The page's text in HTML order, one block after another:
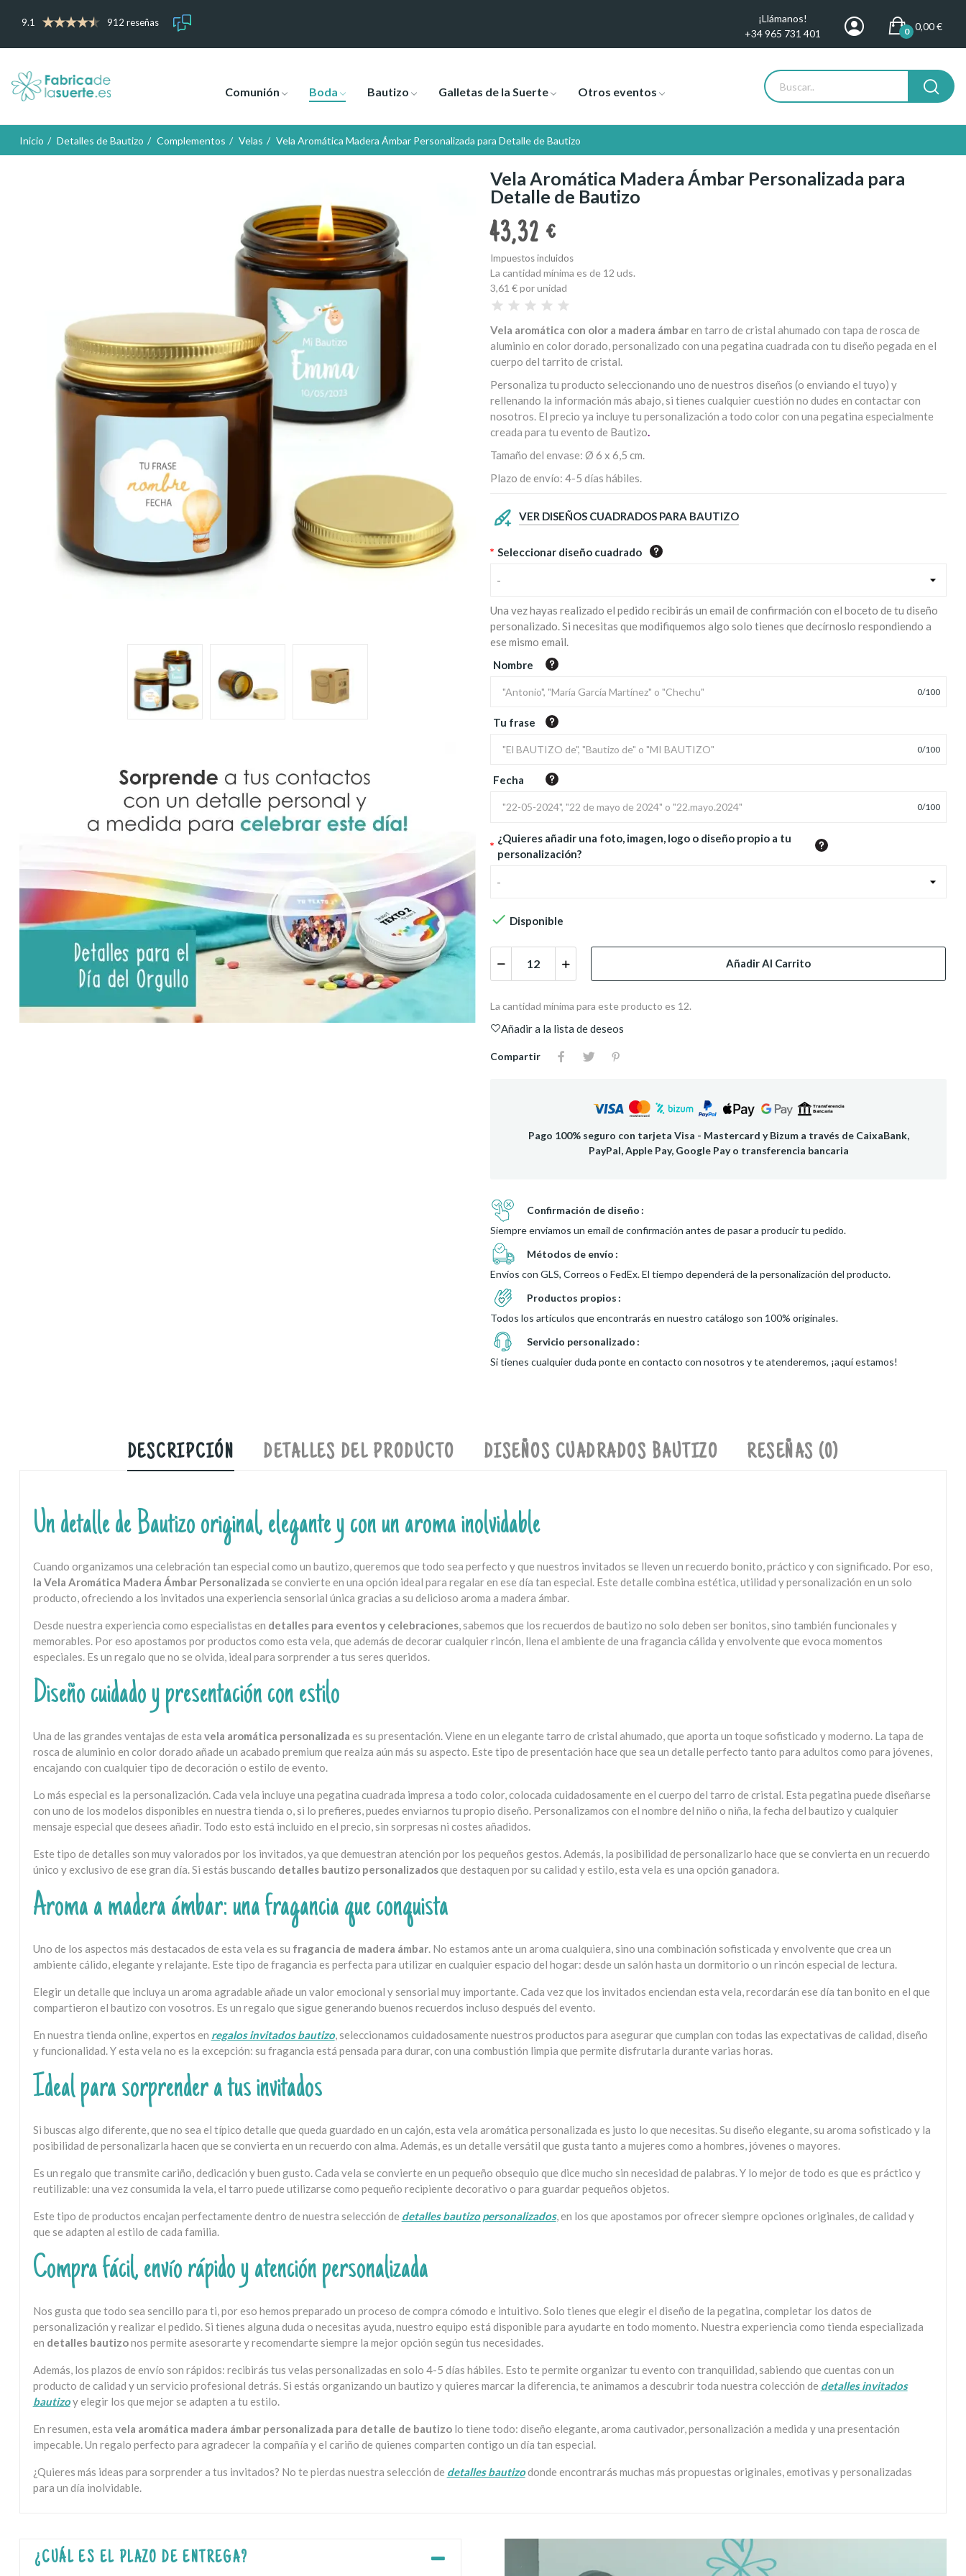
9.1 912 reseñas
¡Llámanos!
+34 965 731 401
0,00 €
0
Comunión Boda Bautizo Galletas de la Suerte Otros eventos
Inicio Detalles de Bautizo Complementos Velas Vela Aromática Madera Ámbar Personalizada para Detalle de Bautizo
Vela Aromática Madera Ámbar Personalizada para
Detalle de Bautizo
43,32 €
Impuestos incluidos
La cantidad mínima es de 12 uds.
3,61 €por unidad
Vela aromática con olor a madera ámbaren tarro de cristal ahumado con tapa de rosca de
aluminio en color dorado, personalizado con una pegatina cuadrada con tu diseño pegada en el
cuerpo del tarrito de cristal.
Personaliza tu producto seleccionando uno de nuestros diseños (o enviando el tuyo) y
rellenando la información más abajo, si tienes cualquier cuestión no dudes en contactar con
nosotros. El precio ya incluye tu personalización a todo color con una pegatina especialmente
creada para tu evento de Bautizo.
Tamaño del envase: Ø 6 x 6,5 cm.
Plazo de envío: 4-5 días hábiles.
VER DISEÑOS CUADRADOS PARA BAUTIZO
* Seleccionar diseño cuadrado
-
Una vez hayas realizado el pedido recibirás un email de confirmación con el boceto de tu diseño
personalizado. Si necesitas que modifiquemos algo solo tienes que decírnoslo respondiendo a
ese mismo email.
Nombre
0/100
Tu frase
0/100
Fecha
0/100
*
¿Quieres añadir una foto, imagen, logo o diseño propio a tu
personalización?
-
 Disponible
Añadir Al Carrito
La cantidad mínima para este producto es 12.
Añadir a la lista de deseos
Compartir
Pago 100% seguro con tarjeta Visa - Mastercard y Bizum a través de CaixaBank,
PayPal, Apple Pay, Google Pay o transferencia bancaria
Confirmación de diseño
Siempre enviamos un email de confirmación antes de pasar a producir tu pedido.
Métodos de envío
Envíos con GLS, Correos o FedEx. El tiempo dependerá de la personalización del producto.
Productos propios
Todos los artículos que encontrarás en nuestro catálogo son 100% originales.
Servicio personalizado
Si tienes cualquier duda ponte en contacto con nosotros y te atenderemos, ¡aquí estamos!
DESCRIPCIÓN DETALLES DEL PRODUCTO DISEÑOS CUADRADOS BAUTIZO RESEÑAS (0)
Un detalle de Bautizo original, elegante y con un aroma inolvidable
Cuando organizamos una celebración tan especial como un bautizo, queremos que todo sea perfecto y que nuestros invitados se lleven un recuerdo bonito, práctico y con significado. Por eso,
la Vela Aromática Madera Ámbar Personalizada se convierte en una opción ideal para regalar en ese día tan especial. Este detalle combina estética, utilidad y personalización en un solo
producto, ofreciendo a los invitados una experiencia sensorial única gracias a su delicioso aroma a madera ámbar.
Desde nuestra experiencia como especialistas en detalles para eventos y celebraciones, sabemos que los recuerdos de bautizo no solo deben ser bonitos, sino también funcionales y
memorables. Por eso apostamos por productos como esta vela, que además de decorar cualquier rincón, llena el ambiente de una fragancia cálida y envolvente que evoca momentos
especiales. Es un regalo que no se olvida, ideal para sorprender a tus seres queridos.
Diseño cuidado y presentación con estilo
Una de las grandes ventajas de esta vela aromática personalizada es su presentación. Viene en un elegante tarro de cristal ahumado, que aporta un toque sofisticado y moderno. La tapa de
rosca de aluminio en color dorado añade un acabado premium que realza aún más su aspecto. Este tipo de presentación hace que sea un detalle perfecto tanto para adultos como para jóvenes,
encajando con cualquier tipo de decoración o estilo de evento.
Lo más especial es la personalización. Cada vela incluye una pegatina cuadrada impresa a todo color, colocada cuidadosamente en el cuerpo del tarro de cristal. Esta pegatina puede diseñarse
con uno de los modelos disponibles en nuestra tienda o, si lo prefieres, puedes enviarnos tu propio diseño. Personalizamos con el nombre del niño o niña, la fecha del bautizo y cualquier
mensaje especial que desees añadir. Todo esto está incluido en el precio, sin sorpresas ni costes añadidos.
Este tipo de detalles son muy valorados por los invitados, ya que demuestran atención por los pequeños gestos. Además, la posibilidad de personalizarlo hace que se convierta en un recuerdo
único y exclusivo de ese gran día. Si estás buscando detalles bautizo personalizadosque destaquen por su calidad y estilo, esta vela es una opción ganadora.
Aroma a madera ámbar: una fragancia que conquista
Uno de los aspectos más destacados de esta vela es su fragancia de madera ámbar. No estamos ante un aroma cualquiera, sino una combinación sofisticada y envolvente que crea un
ambiente cálido, elegante y relajante. Este tipo de fragancia es perfecta para utilizar en cualquier espacio del hogar: desde un salón hasta un dormitorio o un rincón especial de lectura.
Elegir un detalle que incluya un aroma agradable añade un valor emocional y sensorial muy importante. Cada vez que los invitados enciendan esta vela, recordarán ese día tan bonito en el que
compartieron el bautizo con vosotros. Es un regalo que sigue generando buenos recuerdos incluso después del evento.
En nuestra tienda online, expertos en regalos invitados bautizo, seleccionamos cuidadosamente nuestros productos para asegurar que cumplan con todas las expectativas de calidad, diseño
y funcionalidad. Y esta vela no es la excepción: su fragancia está pensada para durar, con una combustión limpia que permite disfrutarla durante varias horas.
Ideal para sorprender a tus invitados
Si buscas algo diferente, que no sea el típico detalle que queda guardado en un cajón, esta vela aromática personalizada es justo lo que necesitas. Su diseño elegante, su aroma sofisticado y la
posibilidad de personalizarla hacen que se convierta en un recuerdo con alma. Además, es un detalle versátil que gusta tanto a mujeres como a hombres, jóvenes o mayores.
Es un regalo que transmite cariño, dedicación y buen gusto. Cada vela se convierte en un pequeño obsequio que dice mucho sin necesidad de palabras. Y lo mejor de todo es que es práctico y
reutilizable: una vez consumida la vela, el tarro puede utilizarse como pequeño recipiente decorativo o para guardar pequeños objetos.
Este tipo de productos encajan perfectamente dentro de nuestra selección de detalles bautizo personalizados, en los que apostamos por ofrecer siempre opciones originales, de calidad y
que se adapten al estilo de cada familia.
Compra fácil, envío rápido y atención personalizada
Nos gusta que todo sea sencillo para ti, por eso hemos preparado un proceso de compra cómodo e intuitivo. Solo tienes que elegir el diseño de la pegatina, completar los datos de
personalización y realizar el pedido. Si tienes alguna duda o necesitas ayuda, nuestro equipo está disponible para ayudarte en todo momento. Nuestra experiencia como tienda especializada
en detalles bautizonos permite asesorarte y recomendarte siempre la mejor opción según tus necesidades.
Además, los plazos de envío son rápidos: recibirás tus velas personalizadas en solo 4-5 días hábiles. Esto te permite organizar tu evento con tranquilidad, sabiendo que cuentas con un
producto de calidad y un servicio profesional detrás. Si estás organizando un bautizo y quieres marcar la diferencia, te animamos a descubrir toda nuestra colección de detalles invitados
bautizoy elegir los que mejor se adapten a tu estilo.
En resumen, esta vela aromática madera ámbar personalizada para detalle de bautizolo tiene todo: diseño elegante, aroma cautivador, personalización a medida y una presentación
impecable. Un regalo perfecto para agradecer la compañía y el cariño de quienes comparten contigo un día tan especial.
¿Quieres más ideas para sorprender a tus invitados? No te pierdas nuestra selección de detalles bautizodonde encontrarás muchas más propuestas originales, emotivas y personalizadas
para un día inolvidable.
¿CUÁL ES EL PLAZO DE ENTREGA?